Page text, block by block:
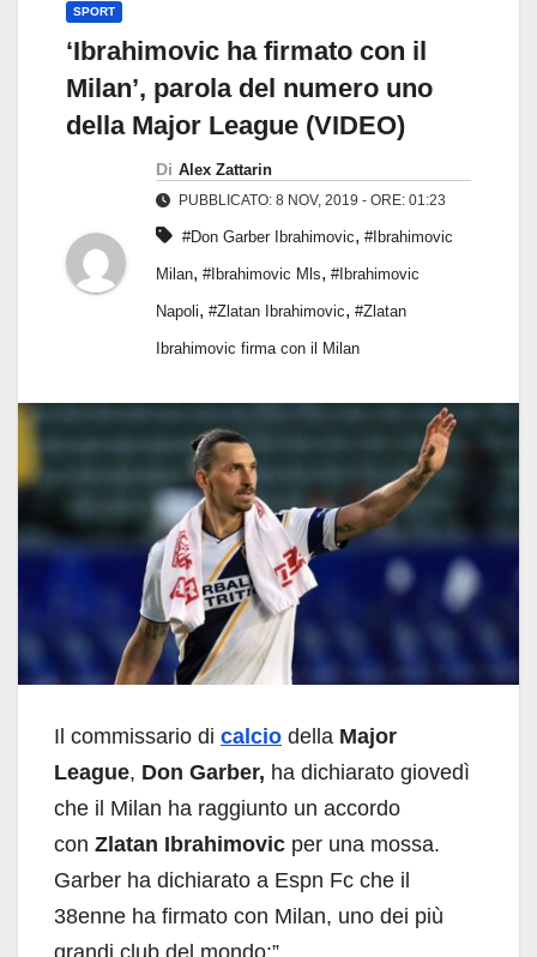
SPORT
‘Ibrahimovic ha firmato con il
Milan’, parola del numero uno
della Major League (VIDEO)
Di Alex Zattarin
PUBBLICATO: 8 NOV, 2019 - ORE: 01:23
#Don Garber Ibrahimovic, #Ibrahimovic
Milan, #Ibrahimovic Mls, #Ibrahimovic
Napoli, #Zlatan Ibrahimovic, #Zlatan
Ibrahimovic firma con il Milan
Il commissario di calcio della Major
League, Don Garber, ha dichiarato giovedì
che il Milan ha raggiunto un accordo
con Zlatan Ibrahimovic per una mossa.
Garber ha dichiarato a Espn Fc che il
38enne ha firmato con Milan, uno dei più